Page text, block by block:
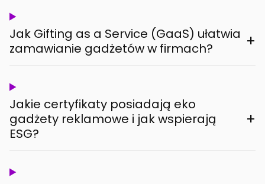
Jak Gifting as a Service (GaaS) ułatwia
zamawianie gadżetów w firmach?
+
Jakie certyfikaty posiadają eko
gadżety reklamowe i jak wspierają
ESG?
+